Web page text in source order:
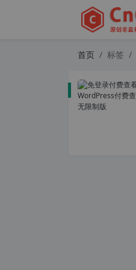
首页 标签